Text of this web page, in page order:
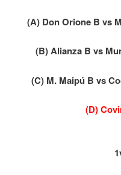
(A) Don Orione B vs
(B) Alianza Bvs
(C) M. Maipú B vs
(D)